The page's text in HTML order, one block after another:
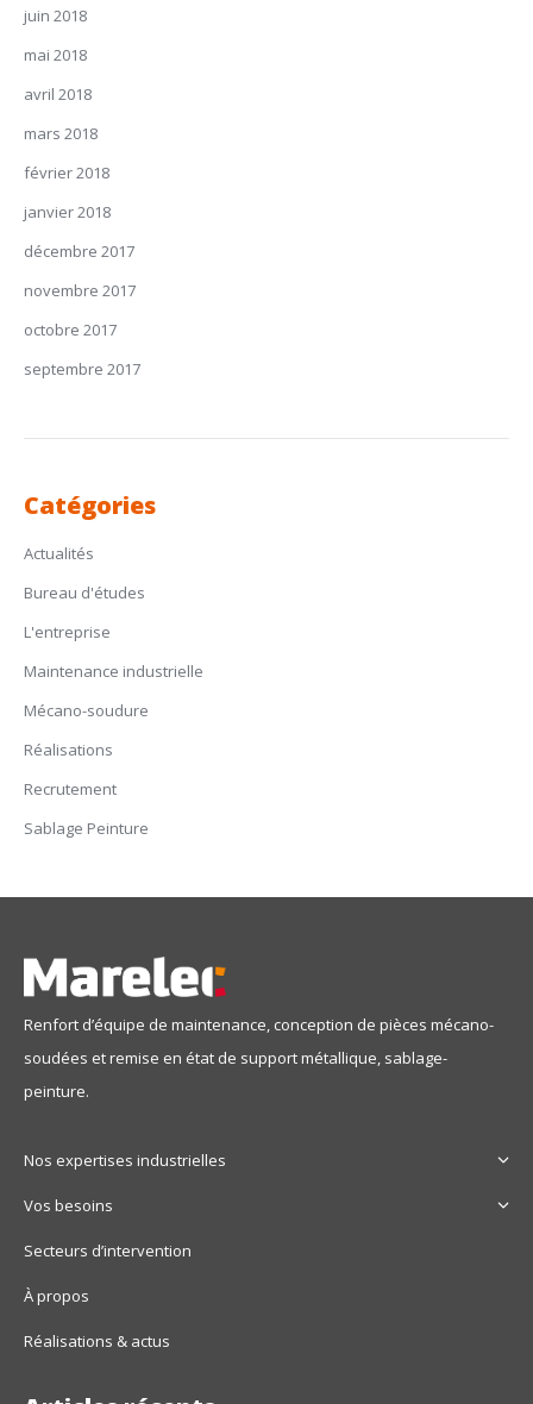
juin 2018
mai 2018
avril 2018
mars 2018
février 2018
janvier 2018
décembre 2017
novembre 2017
octobre 2017
septembre 2017
Catégories
Actualités
Bureau d'études
L'entreprise
Maintenance industrielle
Mécano-soudure
Réalisations
Recrutement
Sablage Peinture
Renfort d’équipe de maintenance, conception de pièces mécano-
soudées et remise en état de support métallique, sablage-
peinture.
Nos expertises industrielles
Vos besoins
Secteurs d’intervention
À propos
Réalisations & actus